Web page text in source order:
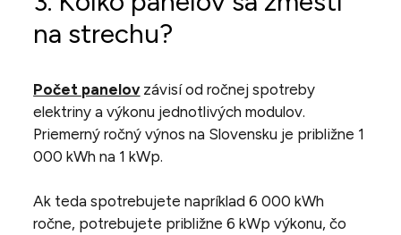
na strechu?
Počet panelovzávisí od ročnej spotreby
elektriny a výkonu jednotlivých modulov.
Priemerný ročný výnos na Slovensku je približne 1
000 kWh na 1 kWp.
Ak teda spotrebujete napríklad 6 000 kWh
ročne, potrebujete približne 6 kWp výkonu, čo